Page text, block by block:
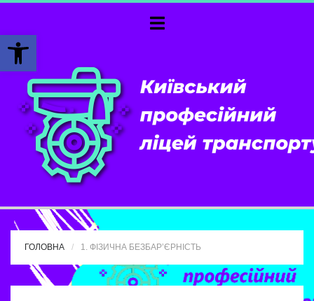
Відкрити Панель інструментів
ГОЛОВНА 1. ФІЗИЧНА БЕЗБАР’ЄРНІСТЬ